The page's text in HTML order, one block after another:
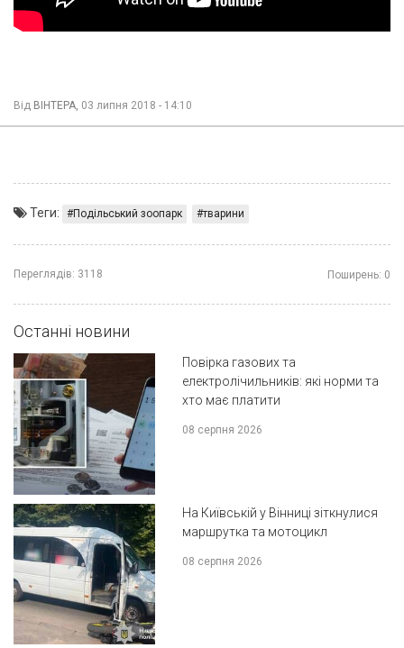
Від ВІНТЕРА, 03 липня 2018 - 14:10
Теги: Подільський зоопарк тварини
Переглядів: 3118 Поширень: 0
Останні новини
Повірка газових та
електролічильників: які норми та
хто має платити
08 серпня 2026
На Київській у Вінниці зіткнулися
маршрутка та мотоцикл
08 серпня 2026